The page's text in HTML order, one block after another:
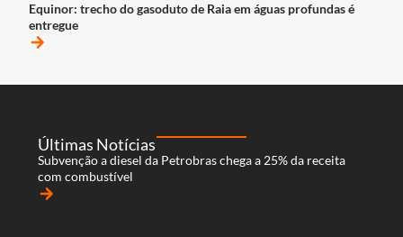
Equinor: trecho do gasoduto de Raia em águas profundas é
entregue
arrow_forward
Últimas Notícias
Subvenção a diesel da Petrobras chega a 25% da receita
com combustível
arrow_forward